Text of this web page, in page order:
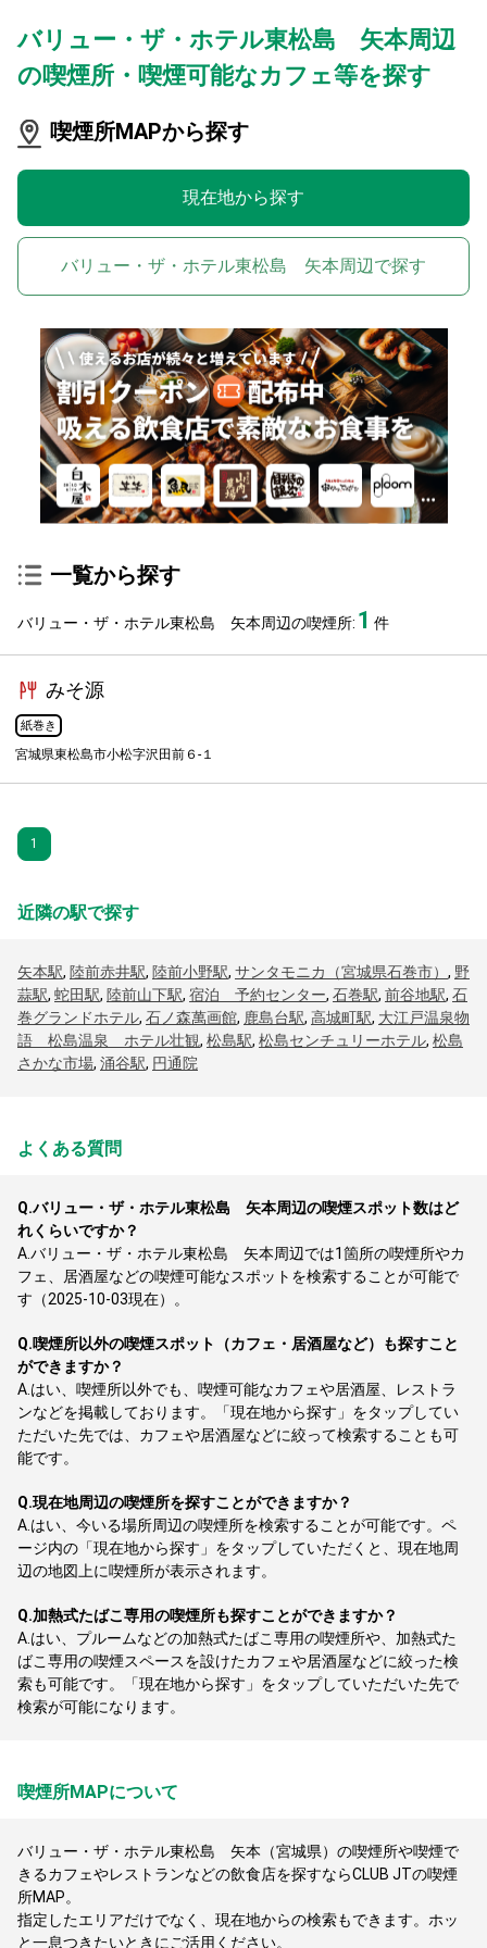
バリュー・ザ・ホテル東松島 矢本周辺
の喫煙所・喫煙可能なカフェ等を探す
喫煙所MAPから探す
現在地から探す
バリュー・ザ・ホテル東松島 矢本周辺で探す
一覧から探す
バリュー・ザ・ホテル東松島 矢本周辺の喫煙所: 1 件
みそ源
紙巻き
宮城県東松島市小松字沢田前６-１
1
近隣の駅で探す
矢本駅, 陸前赤井駅, 陸前小野駅, サンタモニカ（宮城県石巻市） , 野
蒜駅, 蛇田駅, 陸前山下駅, 宿泊 予約センター, 石巻駅, 前谷地駅, 石
巻グランドホテル, 石ノ森萬画館, 鹿島台駅, 高城町駅, 大江戸温泉物
語 松島温泉 ホテル壮観, 松島駅, 松島センチュリーホテル, 松島
さかな市場, 涌谷駅, 円通院
よくある質問
Q.バリュー・ザ・ホテル東松島 矢本周辺の喫煙スポット数はど
れくらいですか？
A.バリュー・ザ・ホテル東松島 矢本周辺では1箇所の喫煙所やカ
フェ、居酒屋などの喫煙可能なスポットを検索することが可能で
す（2025-10-03現在）。
Q.喫煙所以外の喫煙スポット（カフェ・居酒屋など）も探すこと
ができますか？
A. はい、喫煙所以外でも、喫煙可能なカフェや居酒屋、レストラ
ンなどを掲載しております。「現在地から探す」をタップしてい
ただいた先では、カフェや居酒屋などに絞って検索することも可
能です。
Q.現在地周辺の喫煙所を探すことができますか？
A. はい、今いる場所周辺の喫煙所を検索することが可能です。ペ
ージ内の「現在地から探す」をタップしていただくと、現在地周
辺の地図上に喫煙所が表示されます。
Q.加熱式たばこ専用の喫煙所も探すことができますか？
A. はい、プルームなどの加熱式たばこ専用の喫煙所や、加熱式た
ばこ専用の喫煙スペースを設けたカフェや居酒屋などに絞った検
索も可能です。「現在地から探す」をタップしていただいた先で
検索が可能になります。
喫煙所MAPについて
バリュー・ザ・ホテル東松島 矢本（宮城県）の喫煙所や喫煙で
きるカフェやレストランなどの飲食店を探すならCLUB JTの喫煙
所MAP。
指定したエリアだけでなく、現在地からの検索もできます。ホッ
と一息つきたいときにご活用ください。